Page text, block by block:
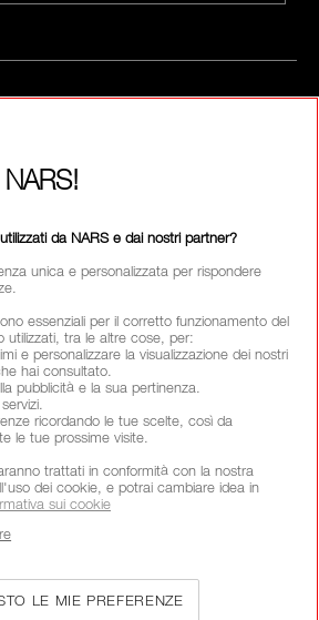
da NARS e dai nostri partner?
unica e personalizzata per rispondere
essenziali per il corretto funzionamento del
utilizzati, tra le altre cose, per:
e personalizzare la visualizzazione dei nostri
hai consultato.
pubblicità e la sua pertinenza.
ricordando le tue scelte, così da
le tue prossime visite.
trattati in conformità con la nostra
dei cookie, e potrai cambiare idea in
sui cookie
LE MIE PREFERENZE